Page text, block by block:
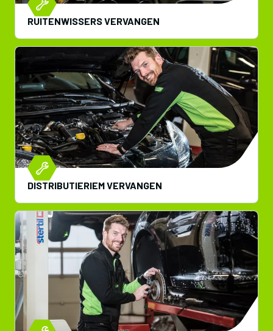
RUITENWISSERS VERVANGEN
DISTRIBUTIERIEM VERVANGEN